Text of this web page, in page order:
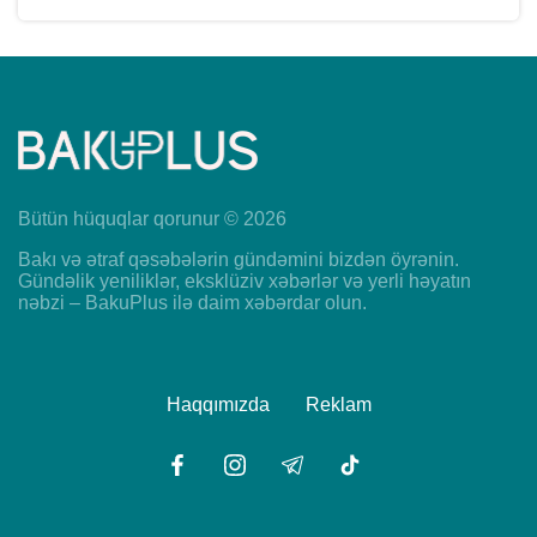
Bütün hüquqlar qorunur © 2026
Bakı və ətraf qəsəbələrin gündəmini bizdən öyrənin.
Gündəlik yeniliklər, eksklüziv xəbərlər və yerli həyatın
nəbzi – BakuPlus ilə daim xəbərdar olun.
Haqqımızda Reklam